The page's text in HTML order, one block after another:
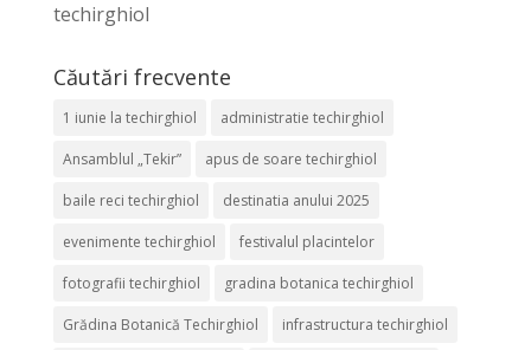
techirghiol
Căutări frecvente
1 iunie la techirghiol administratie techirghiol
Ansamblul „Tekir” apus de soare techirghiol
baile reci techirghiol destinatia anului 2025
evenimente techirghiol festivalul placintelor
fotografii techirghiol gradina botanica techirghiol
Grădina Botanică Techirghiol infrastructura techirghiol